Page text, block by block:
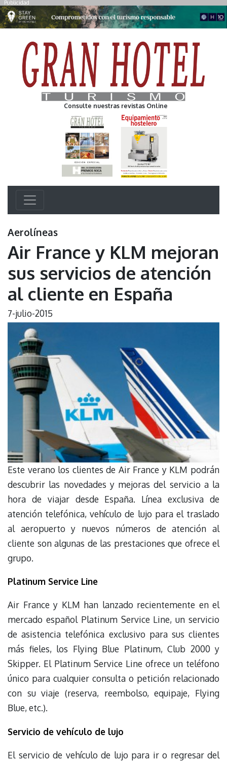
Publicidad
Consulte nuestras revistas Online
Aerolíneas
Air France y KLM mejoran
sus servicios de atención
al cliente en España
7-julio-2015
Este verano los clientes de Air France y KLM podrán
descubrir las novedades y mejoras del servicio a la
hora de viajar desde España. Línea exclusiva de
atención telefónica, vehículo de lujo para el traslado
al aeropuerto y nuevos números de atención al
cliente son algunas de las prestaciones que ofrece el
grupo.
Platinum Service Line
Air France y KLM han lanzado recientemente en el
mercado español Platinum Service Line, un servicio
de asistencia telefónica exclusivo para sus clientes
más fieles, los Flying Blue Platinum, Club 2000 y
Skipper. El Platinum Service Line ofrece un teléfono
único para cualquier consulta o petición relacionado
con su viaje (reserva, reembolso, equipaje, Flying
Blue, etc.).
Servicio de vehículo de lujo
El servicio de vehículo de lujo para ir o regresar del